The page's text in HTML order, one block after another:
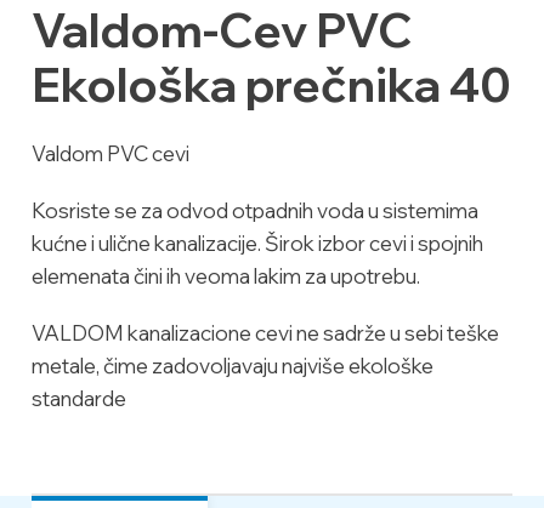
Valdom-Cev PVC
Ekološka prečnika 40
Valdom PVC cevi
Kosriste se za odvod otpadnih voda u sistemima
kućne i ulične kanalizacije. Širok izbor cevi i spojnih
elemenata čini ih veoma lakim za upotrebu.
VALDOM kanalizacione cevi ne sadrže u sebi teške
metale, čime zadovoljavaju najviše ekološke
standarde